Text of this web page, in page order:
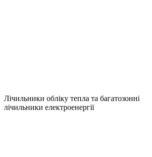
Лічильники обліку тепла та багатозонні
лічильники електроенергії